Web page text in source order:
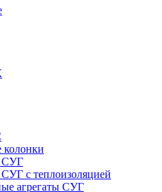
колонки
СУГ
с теплоизоляцией
агрегаты СУГ